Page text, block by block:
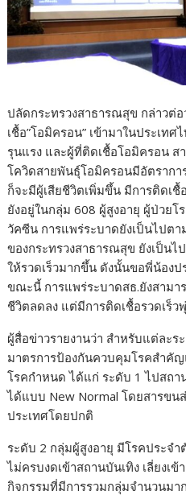
ปลัดกระทรวงสาธารณสุข กล่าวต่
เชื้อ”โอมิครอน” เข้ามาในประเท
รุนแรง และผู้ที่ติดเชื้อโอมิครอน ส
โควิดสายพันธุ์โอมิครอนมีอัตราก
ก็จะมีผู้เสียชีวิตเพิ่มขึ้น มีการติดเชื้
ยังอยู่ในกลุ่ม 608 ผู้สูงอายุ ผู้ป่วยโ
วัคซีน การแพร่ระบาดยังเป็นไปต
ของกระทรวงสาธารณสุข ยังเป็นไ
ให้รวดเร็วมากขึ้น ดังนั้นขอพี่น้อง
ขณะนี้ การแพร่ระบาดสธ.ยังสาม
ชีวิตลดลง แต่มีการติดเชื้อรวดเร็ว
ผู้สื่อข่าวรายงานว่า สำหรับแต่ละร
มาตรการป้องกันควบคุมโรคสำคั
โรคกำหนด ได้แก่ ระดับ 1 ไปสถา
ได้แบบ New Normal โดยสารขน
ประเทศโดยปกติ
ระดับ 2 กลุ่มผู้สูงอายุ มีโรคประจ
ไม่ครบงดเข้าสถานบันเทิง เลี่ยงเ
กิจกรรมที่มีการรวมกลุ่มจำนวนมา